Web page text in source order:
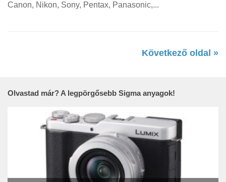
Canon, Nikon, Sony, Pentax, Panasonic,...
Következő oldal »
Olvastad már? A legpörgősebb Sigma anyagok!